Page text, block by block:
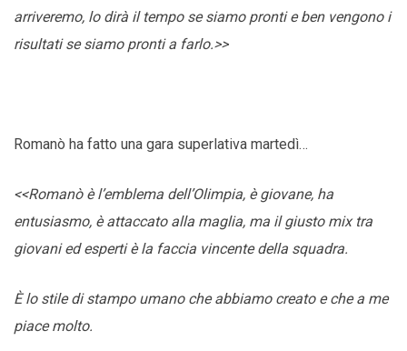
arriveremo, lo dirà il tempo se siamo pronti e ben vengono i
risultati se siamo pronti a farlo.>>
Romanò ha fatto una gara superlativa martedì…
<<Romanò è l’emblema dell’Olimpia, è giovane, ha
entusiasmo, è attaccato alla maglia, ma il giusto mix tra
giovani ed esperti è la faccia vincente della squadra.
È lo stile di stampo umano che abbiamo creato e che a me
piace molto.